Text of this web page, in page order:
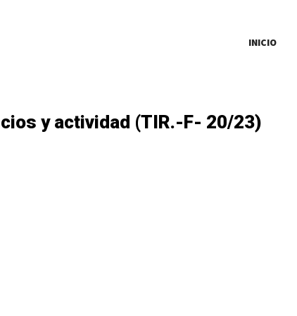
INICIO
y actividad (TIR.-F- 20/23)